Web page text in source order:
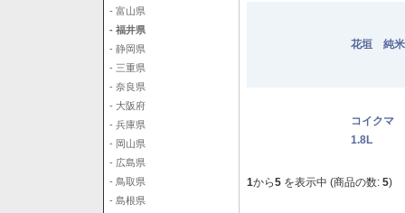
- 富山県
- 福井県
- 静岡県
- 三重県
- 奈良県
- 大阪府
- 兵庫県
- 岡山県
- 広島県
- 鳥取県
- 島根県
花垣 純
コイク
1.8L
1から5 を表示中 (商品の数: 5)